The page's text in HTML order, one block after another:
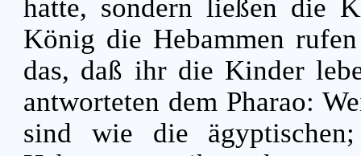
hatte, sondern ließen die
König die Hebammen
das, daß ihr die Kinder
antworteten dem Pharao:
sind wie die